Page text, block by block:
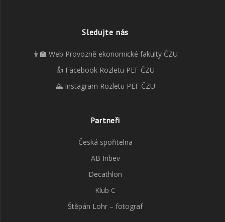
Sledujte nás
👨‍🏫 Web Provozně ekonomické fakulty ČZU
👍 Facebook Rozletu PEF ČZU
🌄 Instagram Rozletu PEF ČZU
Partneři
Česká spořitelna
AB Inbev
Decathlon
Klub C
Štěpán Lohr – fotograf